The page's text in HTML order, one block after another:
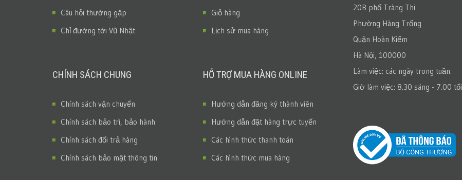
Câu hỏi thường gặp
Chỉ đường tới Vũ Nhật
CHÍNH SÁCH CHUNG
Chính sách vận chuyển
Chính sách bảo trì, bảo hành
Chính sách đổi trả hàng
Chính sách bảo mật thông tin
Giỏ hàng
Lịch sử mua hàng
HỖ TRỢ MUA HÀNG ONLINE
Hướng dẫn đăng ký thành viên
Hướng dẫn đặt hàng trực tuyến
Các hình thức thanh toán
Các hình thức mua hàng
20B phố Tràng Thi
Phường Hàng Trống
Quận Hoàn Kiếm
Hà Nội, 100000
Làm việc: các ngày trong tuần.
Giờ làm việc: 8.30 sáng - 7.00 tối